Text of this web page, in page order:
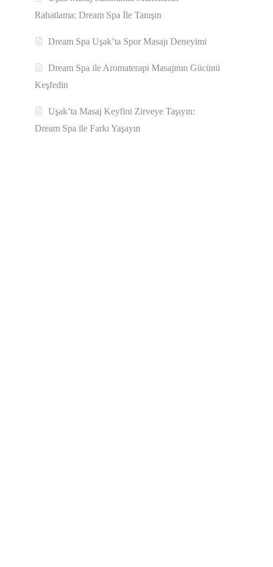
Rahatlama: Dream Spa İle Tanışın
Dream Spa Uşak’ta Spor Masajı Deneyimi
Dream Spa ile Aromaterapi Masajının Gücünü
Keşfedin
Uşak’ta Masaj Keyfini Zirveye Taşıyın:
Dream Spa ile Farkı Yaşayın